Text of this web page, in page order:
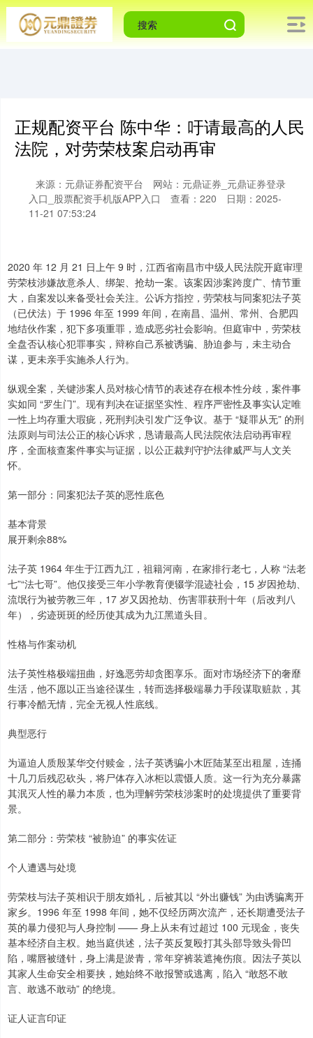
正规配资平台 陈中华：吁请最高的人民
法院，对劳荣枝案启动再审
来源：元鼎证券配资平台
网站：元鼎证券_元鼎证券登录
入口_股票配资手机版APP入口
查看：220
日期：2025-
11-21 07:53:24
2020 年 12 月 21 日上午 9 时，江西省南昌市中级人民法院开庭审理
劳荣枝涉嫌故意杀人、绑架、抢劫一案。该案因涉案跨度广、情节重
大，自案发以来备受社会关注。公诉方指控，劳荣枝与同案犯法子英
（已伏法）于 1996 年至 1999 年间，在南昌、温州、常州、合肥四
地结伙作案，犯下多项重罪，造成恶劣社会影响。但庭审中，劳荣枝
全盘否认核心犯罪事实，辩称自己系被诱骗、胁迫参与，未主动合
谋，更未亲手实施杀人行为。
纵观全案，关键涉案人员对核心情节的表述存在根本性分歧，案件事
实如同 “罗生门”。现有判决在证据坚实性、程序严密性及事实认定唯
一性上均存重大瑕疵，死刑判决引发广泛争议。基于 “疑罪从无” 的刑
法原则与司法公正的核心诉求，恳请最高人民法院依法启动再审程
序，全面核查案件事实与证据，以公正裁判守护法律威严与人文关
怀。
第一部分：同案犯法子英的恶性底色
基本背景
展开剩余88%
法子英 1964 年生于江西九江，祖籍河南，在家排行老七，人称 “法老
七”“法七哥”。他仅接受三年小学教育便辍学混迹社会，15 岁因抢劫、
流氓行为被劳教三年，17 岁又因抢劫、伤害罪获刑十年（后改判八
年），劣迹斑斑的经历使其成为九江黑道头目。
性格与作案动机
法子英性格极端扭曲，好逸恶劳却贪图享乐。面对市场经济下的奢靡
生活，他不愿以正当途径谋生，转而选择极端暴力手段谋取赃款，其
行事冷酷无情，完全无视人性底线。
典型恶行
为逼迫人质殷某华交付赎金，法子英诱骗小木匠陆某至出租屋，连捅
十几刀后残忍砍头，将尸体存入冰柜以震慑人质。这一行为充分暴露
其泯灭人性的暴力本质，也为理解劳荣枝涉案时的处境提供了重要背
景。
第二部分：劳荣枝 “被胁迫” 的事实佐证
个人遭遇与处境
劳荣枝与法子英相识于朋友婚礼，后被其以 “外出赚钱” 为由诱骗离开
家乡。1996 年至 1998 年间，她不仅经历两次流产，还长期遭受法子
英的暴力侵犯与人身控制 —— 身上从未有过超过 100 元现金，丧失
基本经济自主权。她当庭供述，法子英反复殴打其头部导致头骨凹
陷，嘴唇被缝针，身上满是淤青，常年穿裤装遮掩伤痕。因法子英以
其家人生命安全相要挟，她始终不敢报警或逃离，陷入 “敢怒不敢
言、敢逃不敢动” 的绝境。
证人证言印证